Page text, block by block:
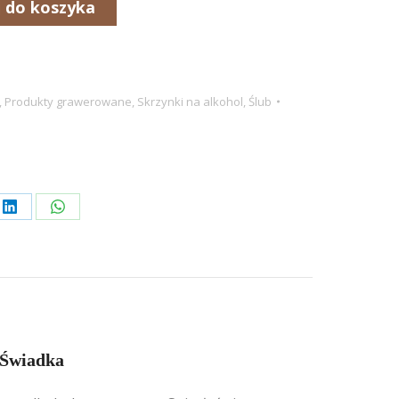
do koszyka
, Produkty grawerowane, Skrzynki na alkohol, Ślub
Share
LinkedIn
Share
WhatsApp